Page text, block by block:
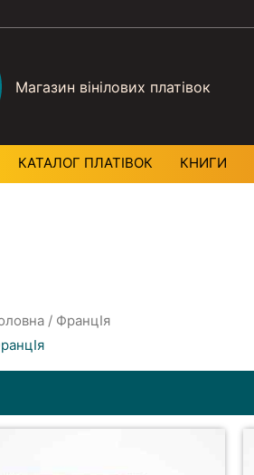
Магазин вінілових платівок
КАТАЛОГ ПЛАТIВОК КНИГИ
/ ФранцIя